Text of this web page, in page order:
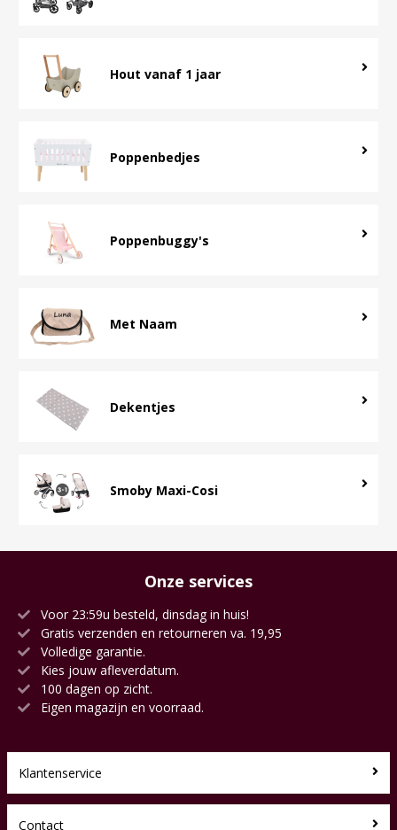
Hout vanaf 1 jaar
Poppenbedjes
Poppenbuggy's
Met Naam
Dekentjes
Smoby Maxi-Cosi
Onze services
Voor 23:59u besteld, dinsdag in huis!
Gratis verzenden en retourneren va. 19,95
Volledige garantie.
Kies jouw afleverdatum.
100 dagen op zicht.
Eigen magazijn en voorraad.
Klantenservice
Contact